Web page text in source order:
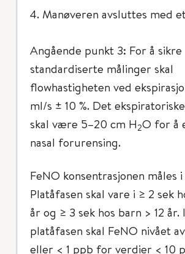
Manøveren avsluttes med
Angående punkt 3: For å sikre
standardiserte målinger skal
flowhastigheten ved
ml/s ± 10 %. Det
skal være 5–20 cm H2O for å
nasal forurensing.
FeNO konsentrasjonen måles
Platåfasen skal vare i ≥ 2 sek
år og ≥ 3 sek hos barn > 12 år.
platåfasen skal FeNO nivået
eller < 1 ppb for verdier < 10